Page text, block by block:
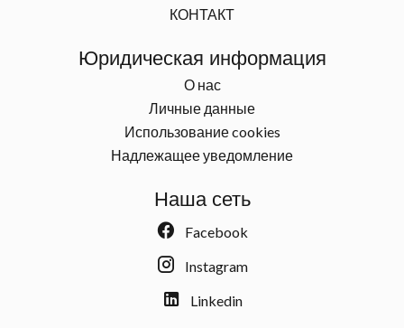
КОНТАКТ
Юридическая информация
О нас
Личные данные
Использование cookies
Надлежащее уведомление
Наша сеть
Facebook
Instagram
Linkedin